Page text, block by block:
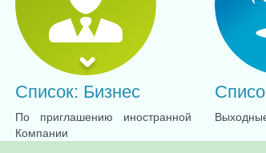
Список: Бизнес
По приглашению иностранной
Компании